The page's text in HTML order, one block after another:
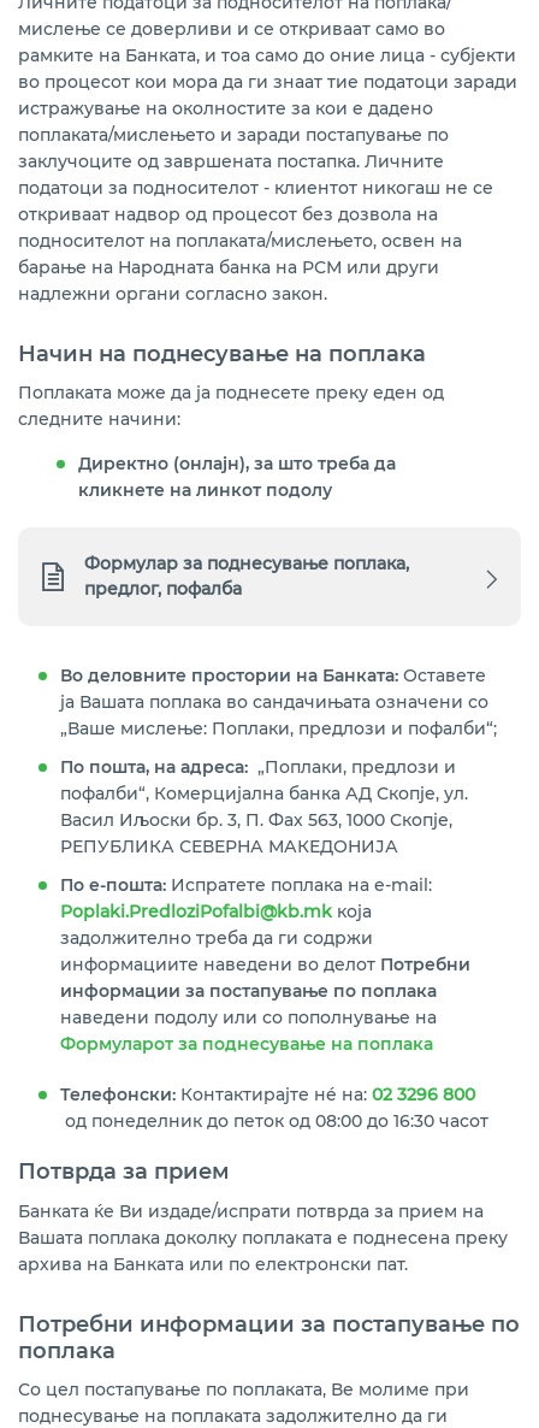
мислење се доверливи и се откриваат само во
рамките на Банката, и тоа само до оние лица - субјекти
во процесот кои мора да ги знаат тие податоци заради
истражување на околностите за кои е дадено
поплаката/мислењето и заради постапување по
заклучоците од завршената постапка. Личните
податоци за подносителот - клиентот никогаш не се
откриваат надвор од процесот без дозвола на
подносителот на поплаката/мислењето, освен на
барање на Народната банка на РСМ или други
надлежни органи согласно закон.
Начин на поднесување на поплака
Поплаката може да ја поднесете преку еден од
следните начини:
Директно (онлајн), за што треба да
кликнете на линкот подолу
Формулар за поднесување поплака,
предлог, пофалба
Во деловните простории на Банката: Оставете
ја Вашата поплака во сандачињата означени со
„Ваше мислење: Поплаки, предлози и пофалби“;
По пошта, на адреса: „Поплаки, предлози и
пофалби“, Комерцијална банка АД Скопје, ул.
Васил Иљоски бр. 3, П. Фах 563, 1000 Скопје,
РЕПУБЛИКА СЕВЕРНА МАКЕДОНИЈА
По е-пошта: Испратете поплака на e-mail:
Poplaki.PredloziPofalbi@kb.mkкоја
задолжително треба да ги содржи
информациите наведени во делот Потребни
информации за постапување по поплака
наведени подолу или со пополнување на
Формуларот за поднесување на поплака
Телефонски: Контактирајте нé на: 02 3296 800
од понеделник до петок од 08:00 до 16:30 часот
Потврда за прием
Банката ќе Ви издаде/испрати потврда за прием на
Вашата поплака доколку поплаката е поднесена преку
архива на Банката или по електронски пат.
Потребни информации за постапување по
поплака
Со цел постапување по поплаката, Ве молиме при
поднесување на поплаката задолжително да ги